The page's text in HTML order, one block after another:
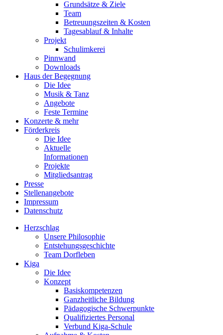
Grundsätze & Ziele
Team
Betreuungszeiten & Kosten
Tagesablauf & Inhalte
Projekt
Schulimkerei
Pinnwand
Downloads
Haus der Begegnung
Die Idee
Musik & Tanz
Angebote
Feste Termine
Konzerte & mehr
Förderkreis
Die Idee
Aktuelle
Informationen
Projekte
Mitgliedsantrag
Presse
Stellenangebote
Impressum
Datenschutz
Herzschlag
Unsere Philosophie
Entstehungsgeschichte
Team Dorfleben
Kiga
Die Idee
Konzept
Basiskompetenzen
Ganzheitliche Bildung
Pädagogische Schwerpunkte
Qualifiziertes Personal
Verbund Kiga-Schule